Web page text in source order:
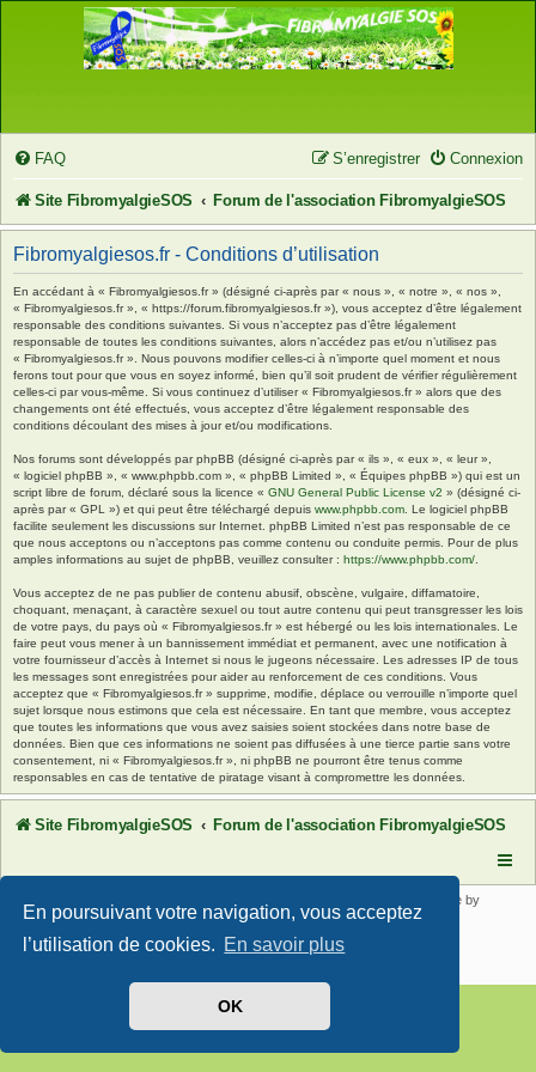
En poursuivant votre navigation, vous acceptez
l’utilisation de cookies. En savoir plus
OK
FAQ Connexion
S’enregistrer
Site FibromyalgieSOS Forum de l'association FibromyalgieSOS
Fibromyalgiesos.fr - Conditions d’utilisation
En accédant à « Fibromyalgiesos.fr » (désigné ci-après par « nous », « notre », « nos »,
« Fibromyalgiesos.fr », « https://forum.fibromyalgiesos.fr »), vous acceptez d’être légalement
responsable des conditions suivantes. Si vous n’acceptez pas d’être légalement
responsable de toutes les conditions suivantes, alors n’accédez pas et/ou n’utilisez pas
« Fibromyalgiesos.fr ». Nous pouvons modifier celles-ci à n’importe quel moment et nous
ferons tout pour que vous en soyez informé, bien qu’il soit prudent de vérifier régulièrement
celles-ci par vous-même. Si vous continuez d’utiliser « Fibromyalgiesos.fr » alors que des
changements ont été effectués, vous acceptez d’être légalement responsable des
conditions découlant des mises à jour et/ou modifications.
Nos forums sont développés par phpBB (désigné ci-après par « ils », « eux », « leur »,
« logiciel phpBB », « www.phpbb.com », « phpBB Limited », « Équipes phpBB ») qui est un
script libre de forum, déclaré sous la licence « GNU General Public License v2 » (désigné ci-
après par « GPL ») et qui peut être téléchargé depuis www.phpbb.com . Le logiciel phpBB
facilite seulement les discussions sur Internet. phpBB Limited n’est pas responsable de ce
que nous acceptons ou n’acceptons pas comme contenu ou conduite permis. Pour de plus
amples informations au sujet de phpBB, veuillez consulter : https://www.phpbb.com/
Vous acceptez de ne pas publier de contenu abusif, obscène, vulgaire, diffamatoire,
choquant, menaçant, à caractère sexuel ou tout autre contenu qui peut transgresser les lois
de votre pays, du pays où « Fibromyalgiesos.fr » est hébergé ou les lois internationales. Le
faire peut vous mener à un bannissement immédiat et permanent, avec une notification à
votre fournisseur d’accès à Internet si nous le jugeons nécessaire. Les adresses IP de tous
les messages sont enregistrées pour aider au renforcement de ces conditions. Vous
acceptez que « Fibromyalgiesos.fr » supprime, modifie, déplace ou verrouille n’importe quel
sujet lorsque nous estimons que cela est nécessaire. En tant que membre, vous acceptez
que toutes les informations que vous avez saisies soient stockées dans notre base de
données. Bien que ces informations ne soient pas diffusées à une tierce partie sans votre
consentement, ni « Fibromyalgiesos.fr », ni phpBB ne pourront être tenus comme
responsables en cas de tentative de piratage visant à compromettre les données.
Site FibromyalgieSOS Forum de l'association FibromyalgieSOS
® Forum Software © phpBB Limited | SE Square by
PhpBB3 BBCodes
Traduit parphpBB-fr.com